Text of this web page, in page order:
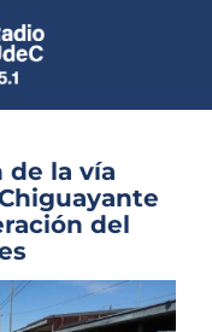
en vivo
de la vía
del